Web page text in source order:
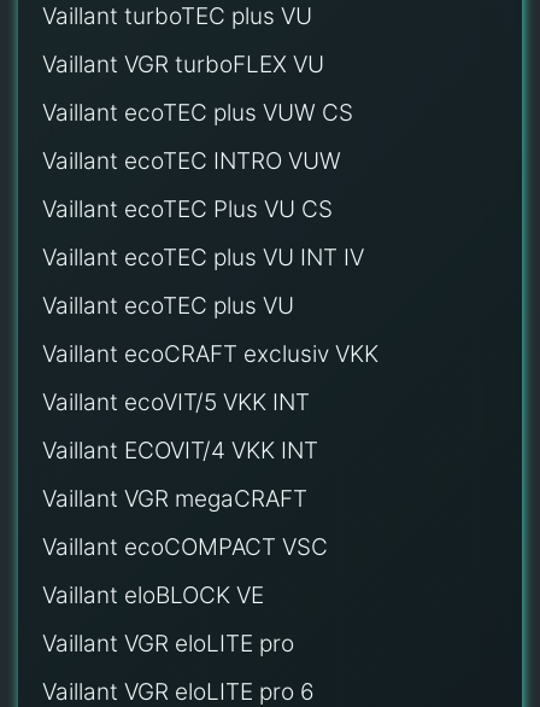
Vaillant turboTEC plus VU
Vaillant VGR turboFLEX VU
Vaillant ecoTEC plus VUW CS
Vaillant ecoTEC INTRO VUW
Vaillant ecoTEC Plus VU CS
Vaillant ecoTEC plus VU INT IV
Vaillant ecoTEC plus VU
Vaillant ecoCRAFT exclusiv VKK
Vaillant ecoVIT/5 VKK INT
Vaillant ECOVIT/4 VKK INT
Vaillant VGR megaCRAFT
Vaillant ecoCOMPACT VSC
Vaillant eloBLOCK VE
Vaillant VGR eloLITE pro
Vaillant VGR eloLITE pro 6